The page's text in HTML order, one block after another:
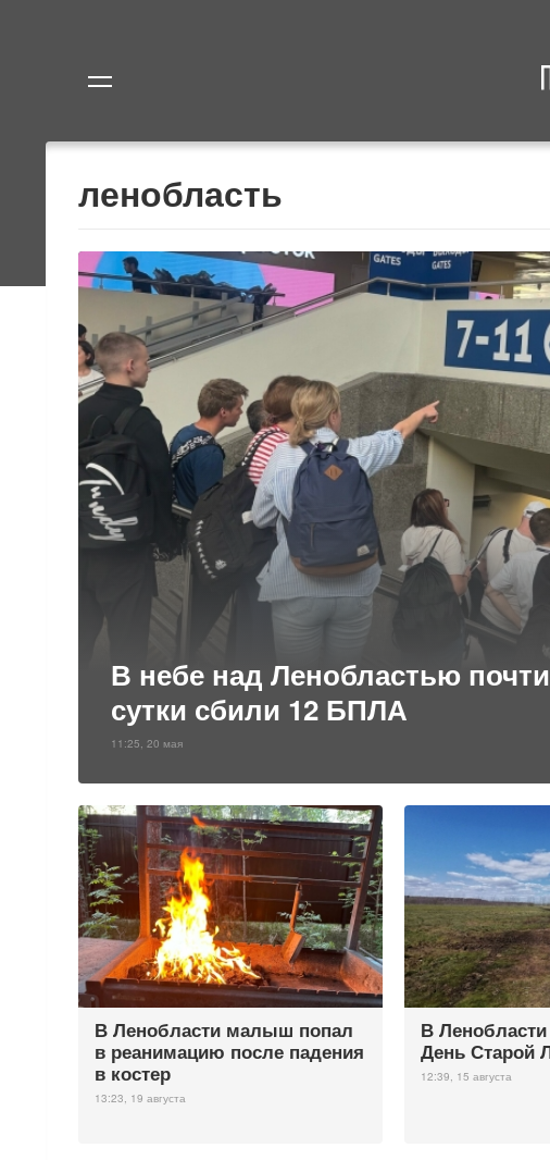
ленобласть
В небе над Ленобластью
сутки сбили 12 БПЛА
11:25, 20 мая
В Ленобласти малыш попал
в реанимацию после падения
в костер
13:23, 19 августа
В
День Старой
12:39, 15 августа